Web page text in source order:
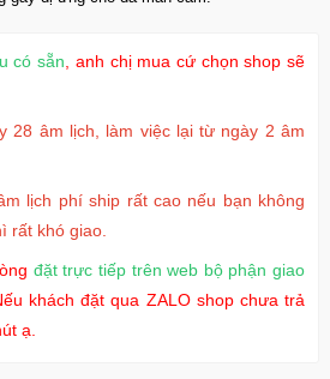
có sẵn , anh chị mua cứ chọn shop sẽ
28 âm lịch, làm việc lại từ ngày 2 âm
lịch phí ship rất cao nếu bạn không
rất khó giao.
đặt trực tiếp trên web bộ phận giao
khách đặt qua ZALO shop chưa trả
ạ.